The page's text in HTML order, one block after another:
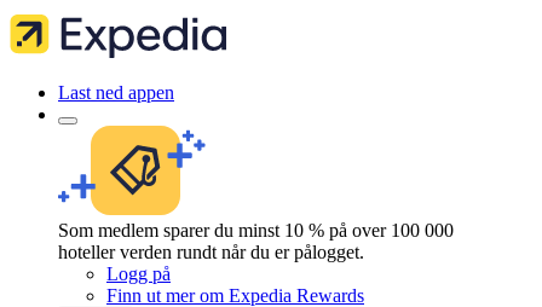
Last ned appen
Som medlem sparer du minst 10 % på over 100 000
hoteller verden rundt når du er pålogget.
Logg på
Finn ut mer om Expedia Rewards